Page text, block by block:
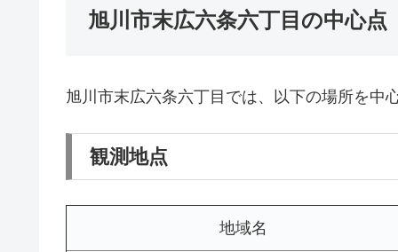
旭川市末広六条六丁目の中心点
旭川市末広六条六丁目では、以下の場所を中
観測地点
地域名